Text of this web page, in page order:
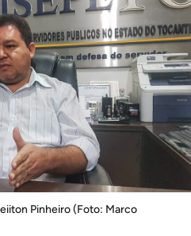
Pinheiro (Foto: Marco